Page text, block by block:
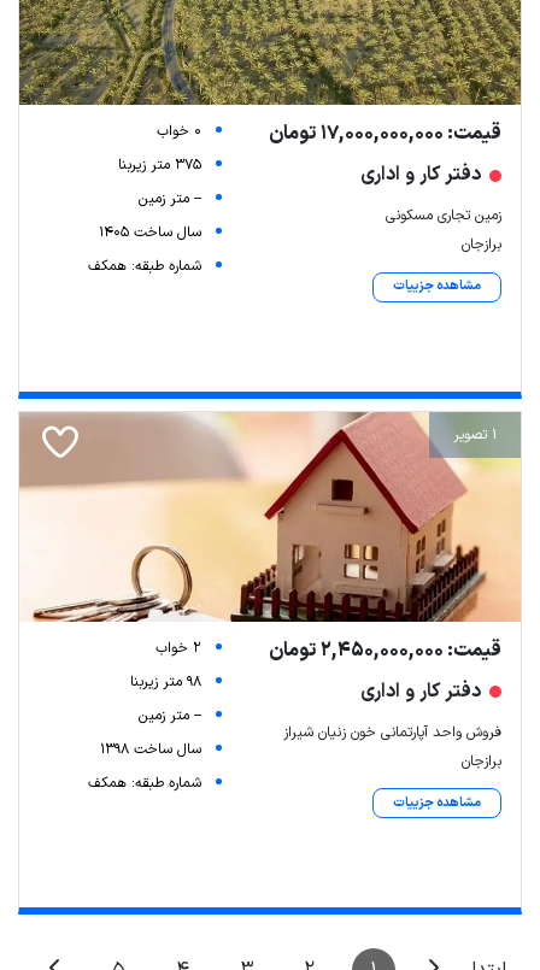
قیمت: 17,000,000,000 تومان
دفتر کار و اداری
زمین تجاری مسکونی
برازجان
مشاهده جزییات
0 خواب
375 متر زیربنا
-- متر زمین
سال ساخت 1405
شماره طبقه: همکف
1 تصویر
قیمت: 2,450,000,000 تومان
دفتر کار و اداری
فروش واحد آپارتمانی خون زنیان شیراز
برازجان
مشاهده جزییات
2 خواب
98 متر زیربنا
-- متر زمین
سال ساخت 1398
شماره طبقه: همکف